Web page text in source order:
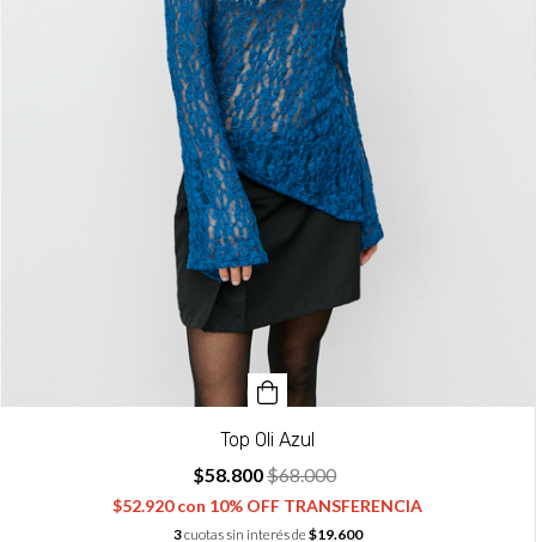
Top Oli Azul
$58.800$68.000
$52.920con 10% OFF TRANSFERENCIA
3cuotas sin interés de$19.600